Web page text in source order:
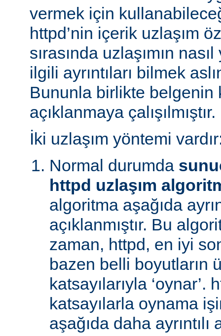
vermek için
httpd’nin içerik uzlaşım
sırasında uzlaşımın
ilgili ayrıntıları bilmek
Bununla birlikte belgenin
açıklanmaya çalışılmıştır.
İki uzlaşım yöntemi
Normal durumda
httpd uzlaşım
algoritma aşağıda
açıklanmıştır. Bu
zaman, httpd, en iyi
bazen belli boyutların
katsayılarıyla ‘oynar’.
katsayılarla oynama
aşağıda daha ayrıntılı